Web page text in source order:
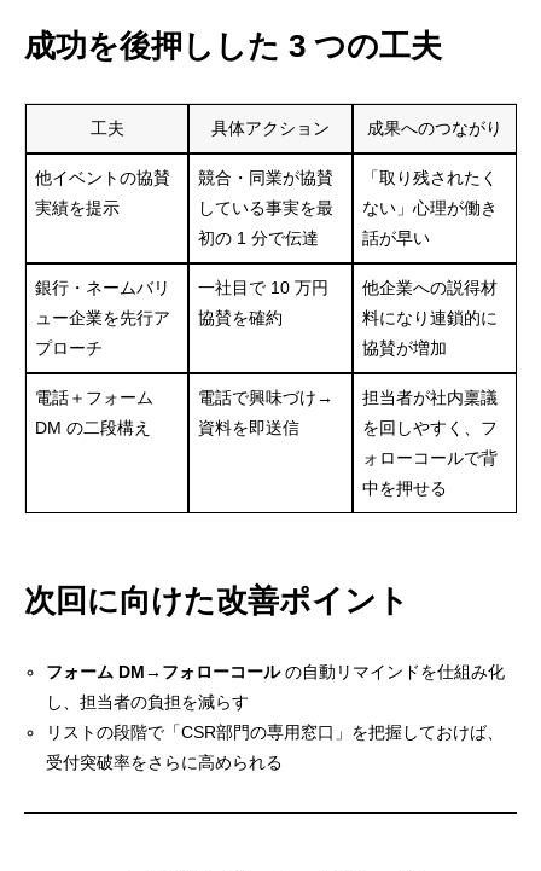
成功を後押しした 3 つの工夫
工夫 具体アクション 成果へのつながり
他イベントの協賛
実績を提示
競合・同業が協賛
している事実を最
初の 1 分で伝達
「取り残されたく
ない」心理が働き
話が早い
銀行・ネームバリ
ュー企業を先行ア
プローチ
一社目で 10 万円
協賛を確約
他企業への説得材
料になり連鎖的に
協賛が増加
電話＋フォーム
DM の二段構え
電話で興味づけ→
資料を即送信
担当者が社内稟議
を回しやすく、フ
ォローコールで背
中を押せる
次回に向けた改善ポイント
フォーム DM→フォローコールの自動リマインドを仕組み化
し、担当者の負担を減らす
リストの段階で「CSR部門の専用窓口」を把握しておけば、
受付突破率をさらに高められる
3-3. KPI の置き方
4. セールス体制と PDCA ―― 小さく作って毎週磨く
成功を後押しした 3 つの工夫
次回に向けた改善ポイント
6. 印象に残ったエピソード
7. 類似案件へのアドバイス
8. お客様の声
まとめ